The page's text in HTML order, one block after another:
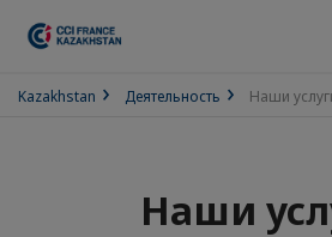
Kazakhstan Деятельность Наши
Наши